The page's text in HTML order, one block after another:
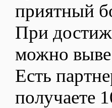
приятный
При
можно
Есть
получаете